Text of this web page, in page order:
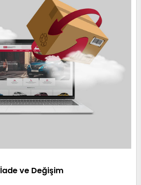
İade ve Değişim